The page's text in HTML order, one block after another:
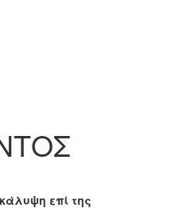
επί της